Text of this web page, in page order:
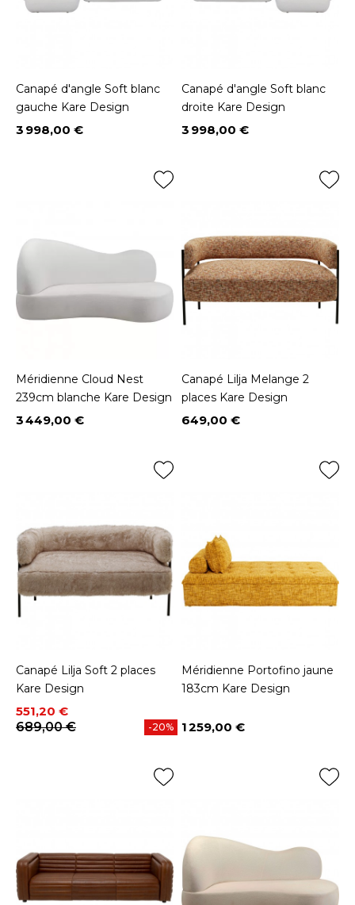
Canapé d'angle Soft blanc
gauche Kare Design
Prix
3 998,00 €
Canapé d'angle Soft blanc
droite Kare Design
Prix
3 998,00 €
Méridienne Cloud Nest
239cm blanche Kare Design
Prix
3 449,00 €
Canapé Lilja Melange 2
places Kare Design
Prix
649,00 €
Canapé Lilja Soft 2 places
Kare Design
Prix
551,20 €
Prix de base
689,00 €
-20%
Méridienne Portofino jaune
183cm Kare Design
Prix
1 259,00 €